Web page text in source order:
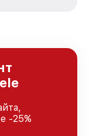
уровень
-25%